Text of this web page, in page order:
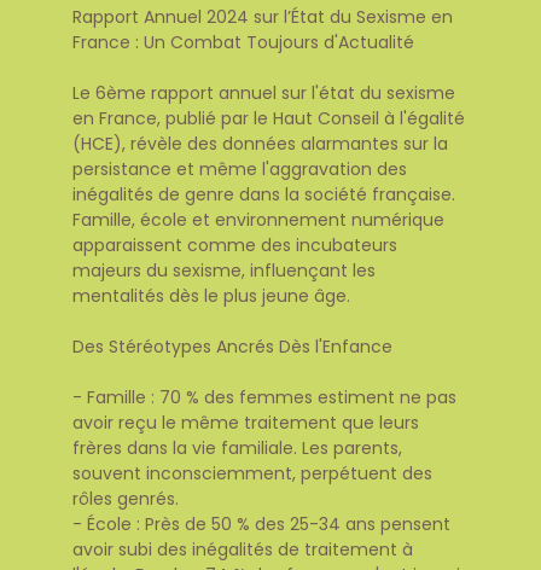
Rapport Annuel 2024 sur l’État du Sexisme en
France : Un Combat Toujours d'Actualité
Le 6ème rapport annuel sur l'état du sexisme
en France, publié par le Haut Conseil à l'égalité
(HCE), révèle des données alarmantes sur la
persistance et même l'aggravation des
inégalités de genre dans la société française.
Famille, école et environnement numérique
apparaissent comme des incubateurs
majeurs du sexisme, influençant les
mentalités dès le plus jeune âge.
Des Stéréotypes Ancrés Dès l'Enfance
- Famille : 70 % des femmes estiment ne pas
avoir reçu le même traitement que leurs
frères dans la vie familiale. Les parents,
souvent inconsciemment, perpétuent des
rôles genrés.
- École : Près de 50 % des 25-34 ans pensent
avoir subi des inégalités de traitement à